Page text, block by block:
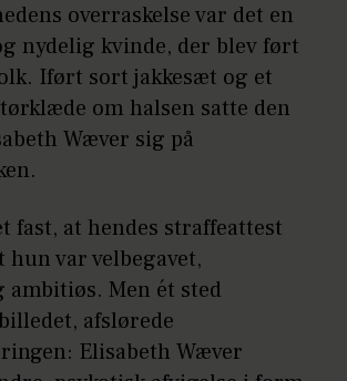
overraskelse var det en
nydelig kvinde, der blev ført
Iført sort jakkesæt og et
om halsen satte den
Wæver sig på
fast, at hendes straffeattest
var velbegavet,
ambitiøs. Men ét sted
afslørede
Elisabeth Wæver